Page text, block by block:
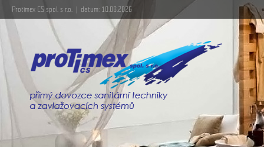
Protimex CS spol. s r.o. | datum: 10.08.2026